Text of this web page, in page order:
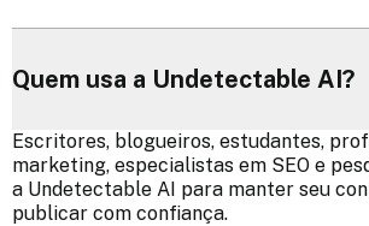
Quem usa a Undetectable AI?
Escritores, blogueiros, estudantes,
marketing, especialistas em SEO e
a Undetectable AI para manter seu
publicar com confiança.